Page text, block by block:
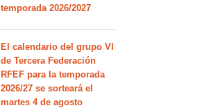
temporada 2026/2027
El calendario del grupo VI
de Tercera Federación
RFEF para la temporada
2026/27 se sorteará el
martes 4 de agosto